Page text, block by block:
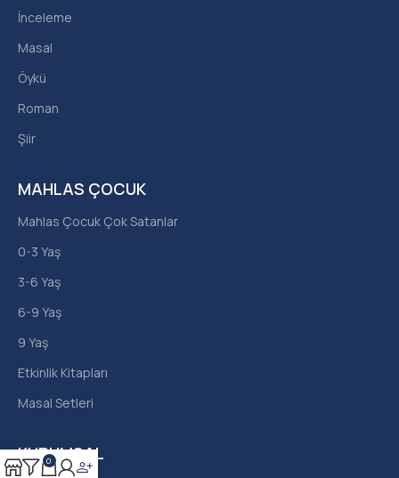
KURUMSAL
MAHLAS ÇOCUK
Mahlas Çocuk Çok Satanlar
0-3 Yaş
3-6 Yaş
6-9 Yaş
9 Yaş
Etkinlik Kitapları
Masal Setleri
İnceleme
Masal
Öykü
Roman
Şiir
0